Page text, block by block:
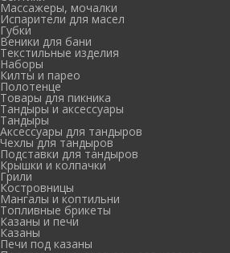
Массажеры, мочалки
Испарители для масел
Губки
Веники для бани
Текстильные изделия
Наборы
Килты и парео
Полотенце
Товары для пикника
Тандыры и аксессуары
Тандыры
Аксессуары для тандыров
Чехлы для тандыров
Подставки для тандыров
Крышки и колпачки
Грили
Костровницы
Мангалы и коптильни
Топливные брикеты
Казаны и печи
Казаны
Печи под казаны